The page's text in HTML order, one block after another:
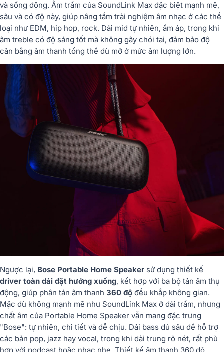
và sống động. Âm trầm của SoundLink Max đặc biệt mạnh mẽ,
sâu và có độ nảy, giúp nâng tầm trải nghiệm âm nhạc ở các thể
loại như EDM, hip hop, rock. Dải mid tự nhiên, ấm áp, trong khi
âm treble có độ sáng tốt mà không gây chói tai, đảm bảo độ
cân bằng âm thanh tổng thể dù mở ở mức âm lượng lớn.
Ngược lại, Bose Portable Home Speaker sử dụng thiết kế
driver toàn dải đặt hướng xuống, kết hợp với ba bộ tản âm thụ
động, giúp phân tán âm thanh 360 độ đều khắp không gian.
Mặc dù không mạnh mẽ như SoundLink Max ở dải trầm, nhưng
chất âm của Portable Home Speaker vẫn mang đặc trưng
"Bose": tự nhiên, chi tiết và dễ chịu. Dải bass đủ sâu để hỗ trợ
các bản pop, jazz hay vocal, trong khi dải trung rõ nét, rất phù